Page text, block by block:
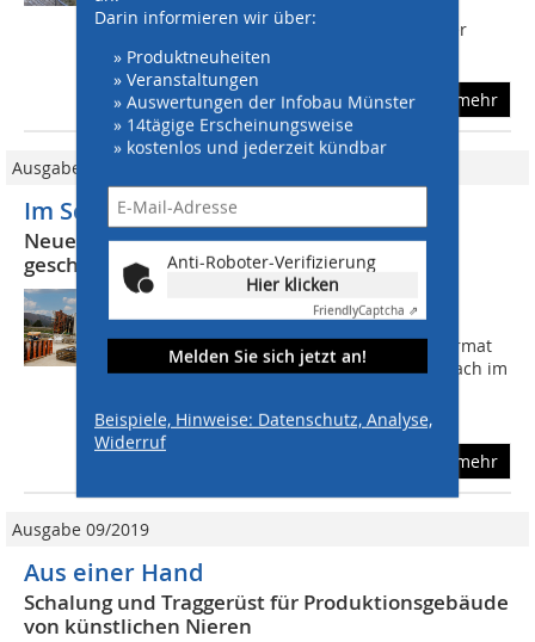
Darin informieren wir über:
» Produktneuheiten
» Veranstaltungen
» Auswertungen der Infobau Münster
» 14tägige Erscheinungsweise
» kostenlos und jederzeit kündbar
Anti-Roboter-Verifizierung
Hier klicken
FriendlyCaptcha ⇗
Melden Sie sich jetzt an!
Beispiele, Hinweise: Datenschutz, Analyse,
Widerruf
Deutschland mehr als 25.000
Eisenbahnbrücken unterschiedlichster
Bauart. Ihnen...
mehr
Ausgabe 10/2024
Im Schwarzwald auf der Feldfabrik
Neue Eisenbahnüberführungen mit Logo.3
geschalt
Statt Ostereiersuchen war für die
Mitarbeitenden der B+H Bau dieses
Frühjahr eine Art Legospiel im XXL-Format
angesagt. Einsatzort für sie war Steinach im
gekommene...
mehr
Ausgabe 09/2019
Aus einer Hand
Schalung und Traggerüst für Produktionsgebäude
von künstlichen Nieren